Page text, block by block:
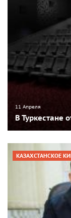
11 Апреля
В Туркестане
КАЗАХСТАНСКОЕ